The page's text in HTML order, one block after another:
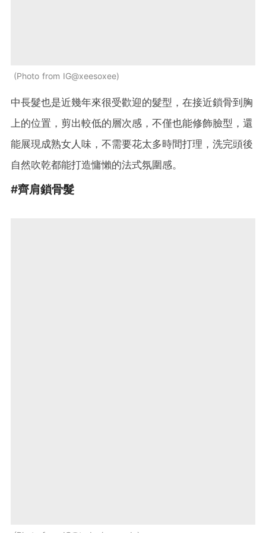
Photo from IG@xeesoxee
中長髮也是近幾年來很受歡迎的髮型，在接近鎖骨到胸
上的位置，剪出較低的層次感，不僅也能修飾臉型，還
能展現成熟女人味，不需要花太多時間打理，洗完頭後
自然吹乾都能打造慵懶的法式氛圍感。
#齊肩鎖骨髮